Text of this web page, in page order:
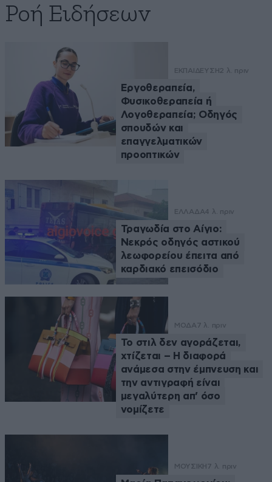
Ροή Ειδήσεων
ΕΚΠΑΙΔΕΥΣΗ2 λ. πριν
Εργοθεραπεία,
Φυσικοθεραπεία ή
Λογοθεραπεία; Οδηγός
σπουδών και
επαγγελματικών
προοπτικών
ΕΛΛΑΔΑ4 λ. πριν
Τραγωδία στο Αίγιο:
Νεκρός οδηγός αστικού
λεωφορείου έπειτα από
καρδιακό επεισόδιο
ΜΟΔΑ7 λ. πριν
Το στιλ δεν αγοράζεται,
χτίζεται – Η διαφορά
ανάμεσα στην έμπνευση και
την αντιγραφή είναι
μεγαλύτερη απ’ όσο
νομίζετε
ΜΟΥΣΙΚΗ7 λ. πριν